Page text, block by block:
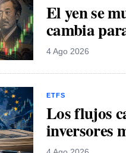
El yen se
cambia
4 Ago 2026
ETFS
Los flujos
inversores